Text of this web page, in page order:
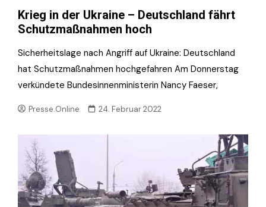
Krieg in der Ukraine – Deutschland fährt
Schutzmaßnahmen hoch
Sicherheitslage nach Angriff auf Ukraine: Deutschland
hat Schutzmaßnahmen hochgefahren Am Donnerstag
verkündete Bundesinnenministerin Nancy Faeser,
Presse.Online 24. Februar 2022